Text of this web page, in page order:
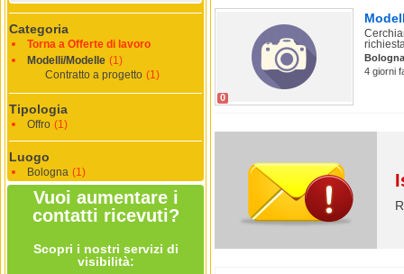
Categoria
Torna a Offerte di lavoro
Modelli/Modelle (1)
Contratto a progetto (1)
Tipologia
Offro (1)
Luogo
Bologna (1)
Vuoi aumentare i
contatti ricevuti?
Scopri i nostri servizi di
visibilità:
0
Bologna
4 giorni